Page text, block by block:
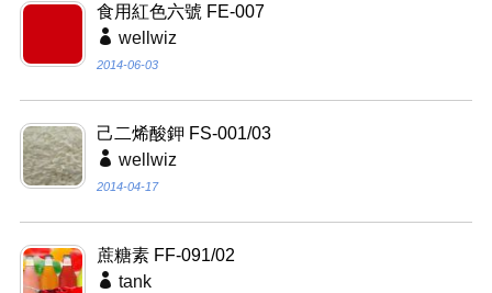
食用紅色六號 FE-007
wellwiz
2014-06-03
己二烯酸鉀 FS-001/03
wellwiz
2014-04-17
蔗糖素 FF-091/02
tank